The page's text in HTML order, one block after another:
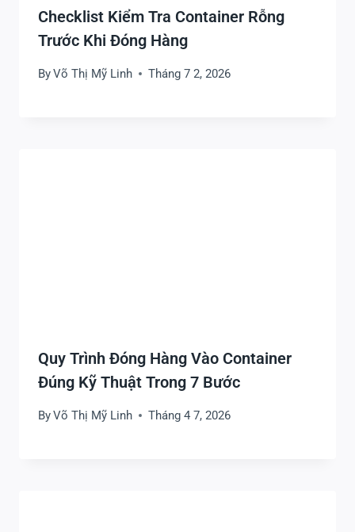
Checklist Kiểm Tra Container Rỗng
Trước Khi Đóng Hàng
ByVõ Thị Mỹ Linh Tháng 7 2, 2026
Quy Trình Đóng Hàng Vào Container
Đúng Kỹ Thuật Trong 7 Bước
ByVõ Thị Mỹ Linh Tháng 4 7, 2026